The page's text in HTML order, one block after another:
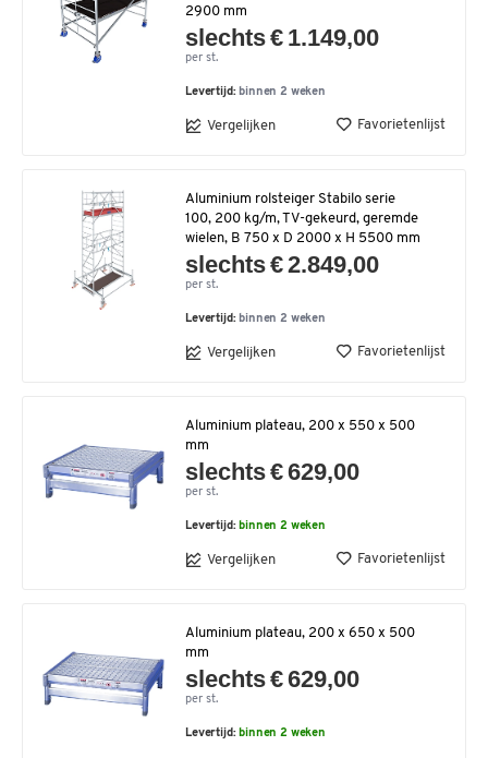
2900 mm
slechts € 1.149,00
per st.
Levertijd: binnen 2 weken
Vergelijken Favorietenlijst
Aluminium rolsteiger Stabilo serie
100, 200 kg/m, TV-gekeurd, geremde
wielen, B 750 x D 2000 x H 5500 mm
slechts € 2.849,00
per st.
Levertijd: binnen 2 weken
Vergelijken Favorietenlijst
Aluminium plateau, 200 x 550 x 500
mm
slechts € 629,00
per st.
Levertijd: binnen 2 weken
Vergelijken Favorietenlijst
Aluminium plateau, 200 x 650 x 500
mm
slechts € 629,00
per st.
Levertijd: binnen 2 weken